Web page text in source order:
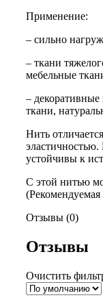
Применение:
– сильно
– ткани
мебельные
–
ткани,
Нить
устойчивы к
С этой нитью
Отзывы (0)
Отзывы
Очистить